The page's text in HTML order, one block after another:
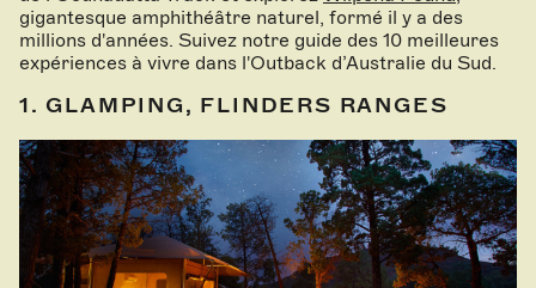
gigantesque amphithéâtre naturel, formé il y a des
millions d'années. Suivez notre guide des 10 meilleures
expériences à vivre dans l'Outback d’Australie du Sud.
1. GLAMPING, FLINDERS RANGES